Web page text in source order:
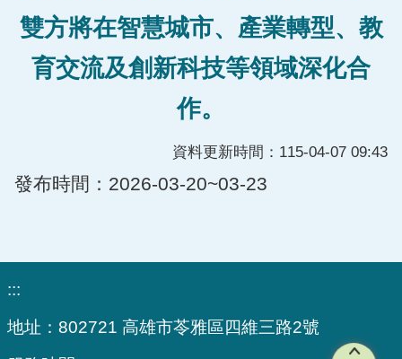
雙方將在智慧城市、產業轉型、教
育交流及創新科技等領域深化合
作。
資料更新時間：115-04-07 09:43
發布時間：2026-03-20~03-23
:::
地址： 802721 高雄市苓雅區四維三路2號